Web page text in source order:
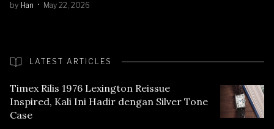
by Han May 22, 2026
LATEST ARTICLES
Timex Rilis 1976 Lexington Reissue
Inspired, Kali Ini Hadir dengan Silver Tone
Case